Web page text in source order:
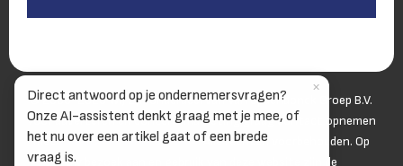
© 2006-2026Wij zijn onderdeel van Van Spaendonck Groep B.V.
Voor adverteren en content marketing graag contact opnemen
metsales@mkbservicedesk.nl. Alle rechten voorbehouden. Op
uw bezoek aan en gebruik van deze website zijn de
Direct antwoord op je ondernemersvragen?
Onze AI-assistent denkt graag met je mee, of
het nu over een artikel gaat of een brede
vraag is.
✕